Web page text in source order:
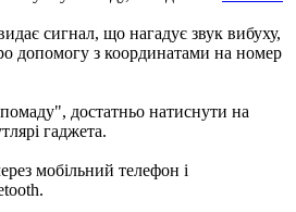
сигнал, що нагадує звук вибуху,
допомогу з координатами на номер
достатньо натиснути на
гаджета.
мобільний телефон і